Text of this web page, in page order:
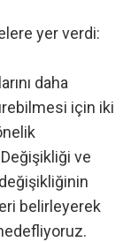
yer verdi:
daha
için iki
Değişikliği ve
belirleyerek